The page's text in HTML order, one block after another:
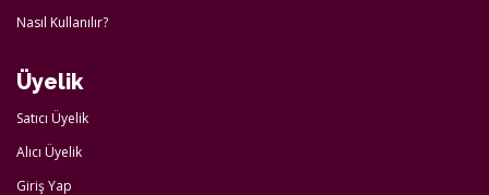
Nasıl Kullanılır?
Üyelik
Satıcı Üyelik
Alıcı Üyelik
Giriş Yap